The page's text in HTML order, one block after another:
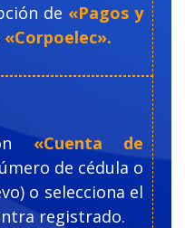
de «Pagos y
«Corpoelec».
«Cuenta de
de cédula o
o selecciona el
registrado.